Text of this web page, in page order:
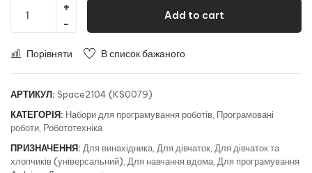
Add to cart
Порівняти В список бажаного
АРТИКУЛ: Space2104 (KS0079)
КАТЕГОРІЯ: Набори для програмування роботів Програмовані
роботи Робототехніка
ПРИЗНАЧЕННЯ: Для винахідника Для дівчаток Для дівчаток та
хлопчиків (універсальний) Для навчання вдома Для програмування